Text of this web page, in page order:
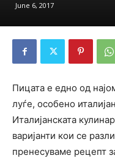
June 6, 2017
Пицата е едно од
луѓе, особено
Италијанската
варијанти кои се
пренесуваме рецепт